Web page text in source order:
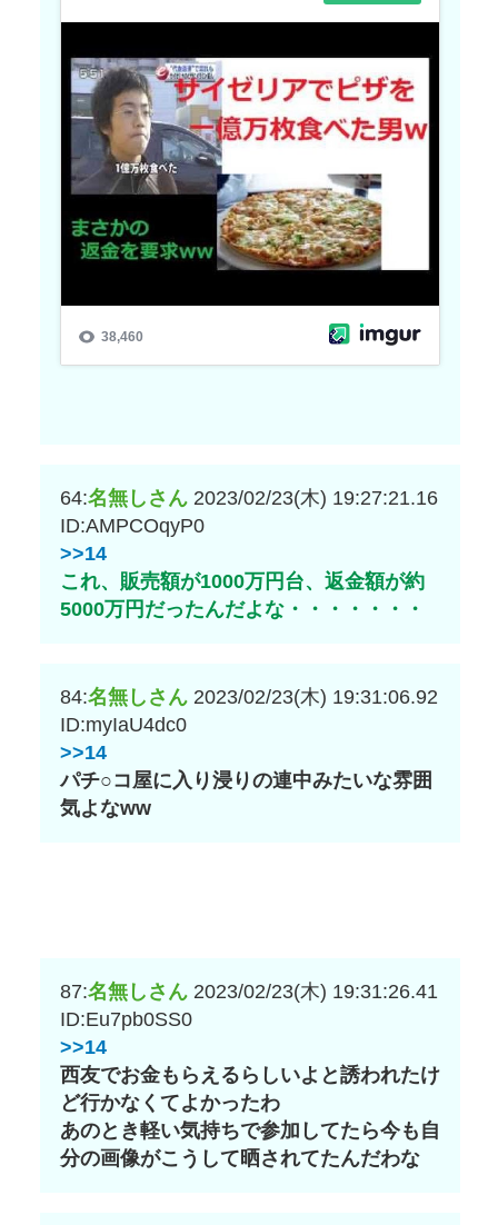
64:名無しさん 2023/02/23(木) 19:27:21.16
ID:AMPCOqyP0
>>14
これ、販売額が1000万円台、返金額が約
5000万円だったんだよな・・・・・・・
84:名無しさん 2023/02/23(木) 19:31:06.92
ID:myIaU4dc0
>>14
パチ○コ屋に入り浸りの連中みたいな雰囲
気よなww
87:名無しさん 2023/02/23(木) 19:31:26.41
ID:Eu7pb0SS0
>>14
西友でお金もらえるらしいよと誘われたけ
ど行かなくてよかったわ
あのとき軽い気持ちで参加してたら今も自
分の画像がこうして晒されてたんだわな